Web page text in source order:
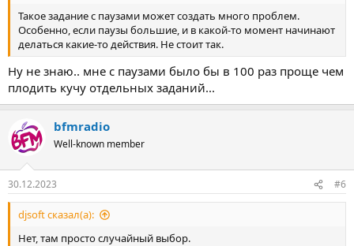
Такое задание с паузами может создать много проблем.
Особенно, если паузы большие, и в какой-то момент начинают
делаться какие-то действия. Не стоит так.
Ну не знаю.. мне с паузами было бы в 100 раз проще чем
плодить кучу отдельных заданий...
bfmradio
Well-known member
30.12.2023 #6
djsoft сказал(а):
Нет, там просто случайный выбор.